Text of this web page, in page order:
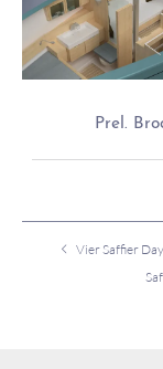
Prel.